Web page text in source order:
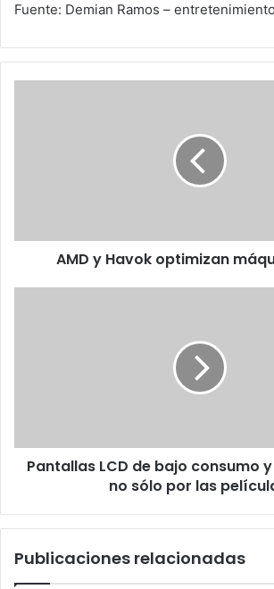
Fuente: Demian Ramos –
AMD y Havok optimizan
queda
Pantallas LCD de bajo consumo y
no sólo por las
Publicaciones relacionadas